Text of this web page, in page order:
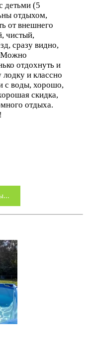
детьми (5
отдыхом,
от внешнего
чистый,
сразу видно,
Можно
отдохнуть и
лодку и классно
с воды, хорошо,
скидка,
отдыха.